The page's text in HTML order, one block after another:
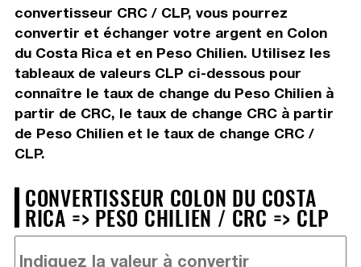
convertisseur CRC / CLP, vous pourrez
convertir et échanger votre argent en Colon
du Costa Rica et en Peso Chilien. Utilisez les
tableaux de valeurs CLP ci-dessous pour
connaître le taux de change du Peso Chilien à
partir de CRC, le taux de change CRC à partir
de Peso Chilien et le taux de change CRC /
CLP.
CONVERTISSEUR COLON DU COSTA
RICA => PESO CHILIEN / CRC => CLP